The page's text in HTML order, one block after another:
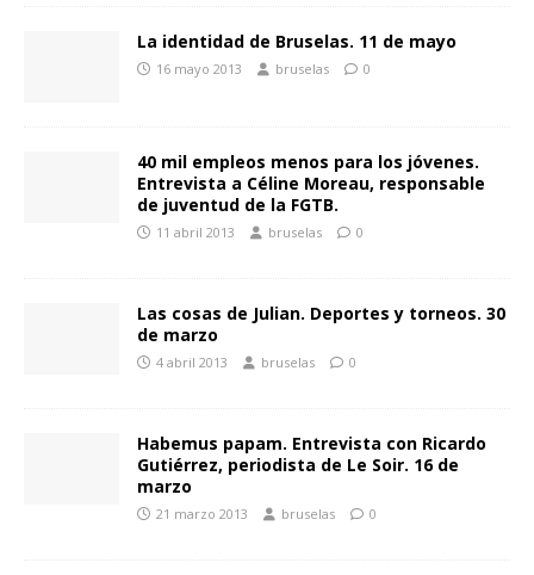
La identidad de Bruselas. 11 de mayo
16 mayo 2013 bruselas 0
40 mil empleos menos para los jóvenes.
Entrevista a Céline Moreau, responsable
de juventud de la FGTB.
11 abril 2013 bruselas 0
Las cosas de Julian. Deportes y torneos. 30
de marzo
4 abril 2013 bruselas 0
Habemus papam. Entrevista con Ricardo
Gutiérrez, periodista de Le Soir. 16 de
marzo
21 marzo 2013 bruselas 0